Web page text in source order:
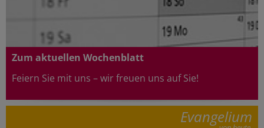
Zum aktuellen Wochenblatt
Feiern Sie mit uns – wir freuen uns auf Sie!
Evangelium